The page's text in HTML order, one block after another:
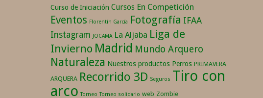
Curso de Iniciación Cursos En Competición
Eventos Florentín García Fotografía IFAA
Instagram JOCAMA La Aljaba Liga de
Invierno Madrid Mundo Arquero
Naturaleza Nuestros productos Perros PRIMAVERA
ARQUERA Recorrido 3D Seguros Tiro con
arco Torneo Torneo solidario web Zombie